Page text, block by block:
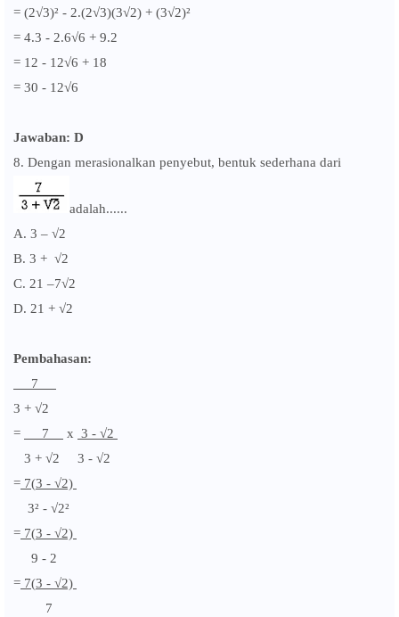
= (2√3)² - 2.(2√3)(3√2) + (3√2)²
= 4.3 - 2.6√6 + 9.2
= 12 - 12√6 + 18
= 30 - 12√6
Jawaban: D
8. Dengan merasionalkan penyebut, bentuk sederhana dari
adalah......
A. 3 – √2
B. 3 + √2
C. 21 –7√2
D. 21 + √2
Pembahasan:
7
3 + √2
=
7 x 3 - √2
3 + √2 3 - √2
= 7(3 - √2)
3² - √2²
= 7(3 - √2)
9 - 2
= 7(3 - √2)
7